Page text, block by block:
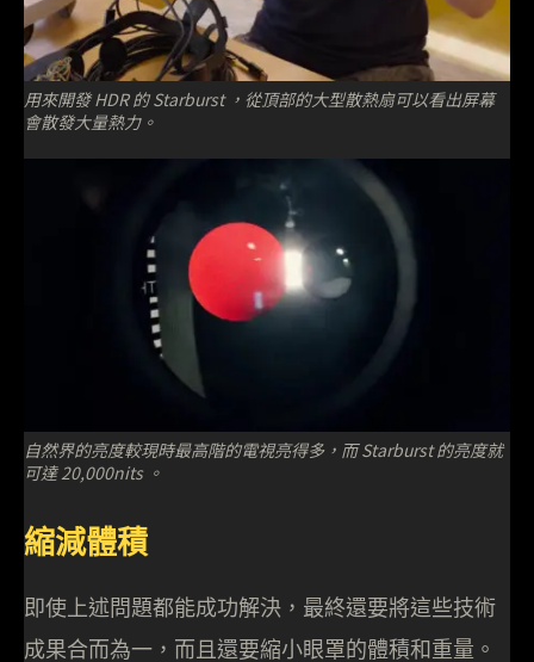
用來開發 HDR 的 Starburst ，從頂部的大型散熱扇可以看出屏幕
會散發大量熱力。
自然界的亮度較現時最高階的電視亮得多，而 Starburst 的亮度就
可達 20,000nits 。
縮減體積
即使上述問題都能成功解決，最終還要將這些技術
成果合而為一，而且還要縮小眼罩的體積和重量。